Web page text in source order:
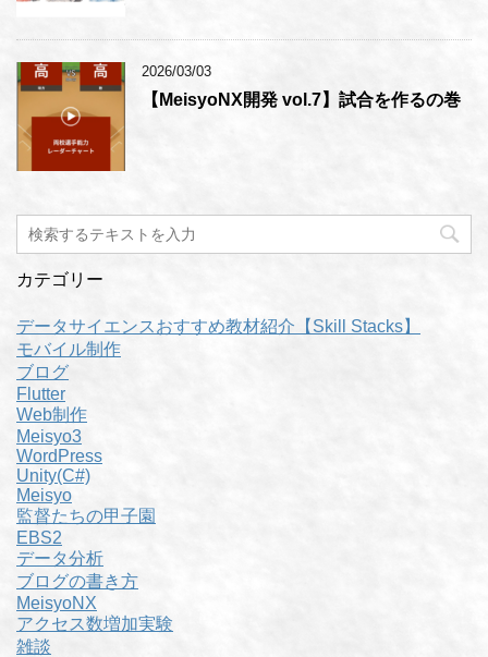
2026/03/03
【MeisyoNX開発 vol.7】試合を作るの巻
カテゴリー
データサイエンスおすすめ教材紹介【Skill Stacks】
モバイル制作
ブログ
Flutter
Web制作
Meisyo3
WordPress
Unity(C#)
Meisyo
監督たちの甲子園
EBS2
データ分析
ブログの書き方
MeisyoNX
アクセス数増加実験
雑談